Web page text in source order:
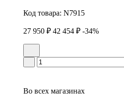
Код товара: N7915
27 950 ₽ 42 454 ₽ -34%
Во всех магазинах